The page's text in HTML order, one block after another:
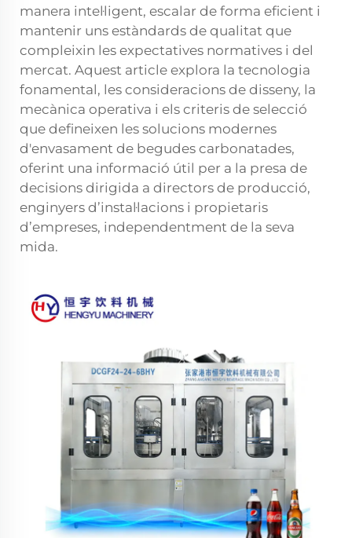
manera intel·ligent, escalar de forma eficient i
mantenir uns estàndards de qualitat que
compleixin les expectatives normatives i del
mercat. Aquest article explora la tecnologia
fonamental, les consideracions de disseny, la
mecànica operativa i els criteris de selecció
que defineixen les solucions modernes
d'envasament de begudes carbonatades,
oferint una informació útil per a la presa de
decisions dirigida a directors de producció,
enginyers d’instal·lacions i propietaris
d’empreses, independentment de la seva
mida.